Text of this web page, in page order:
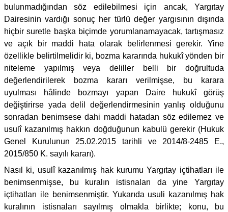
bulunmadığından söz edilebilmesi için ancak, Yargıtay
Dairesinin vardığı sonuç her türlü değer yargısının dışında
hiçbir suretle başka biçimde yorumlanamayacak, tartışmasız
ve açık bir maddi hata olarak belirlenmesi gerekir. Yine
özellikle belirtilmelidir ki, bozma kararında hukukî yönden bir
niteleme yapılmış veya deliller belli bir doğrultuda
değerlendirilerek bozma kararı verilmişse, bu karara
uyulması hâlinde bozmayı yapan Daire hukukî görüş
değiştirirse yada delil değerlendirmesinin yanlış olduğunu
sonradan benimsese dahi maddi hatadan söz edilemez ve
usulî kazanılmış hakkın doğduğunun kabulü gerekir (Hukuk
Genel Kurulunun 25.02.2015 tarihli ve 2014/8-2485 E.,
2015/850 K. sayılı kararı).
Nasıl ki, usulî kazanılmış hak kurumu Yargıtay içtihatları ile
benimsenmişse, bu kuralın istisnaları da yine Yargıtay
içtihatları ile benimsenmiştir. Yukarıda usuli kazanılmış hak
kuralının istisnaları sayılmış olmakla birlikte; konu, bu